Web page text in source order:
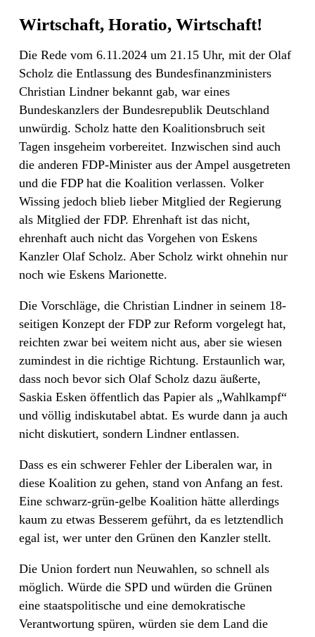
Wirtschaft, Horatio, Wirtschaft!
Die Rede vom 6.11.2024 um 21.15 Uhr, mit der Olaf
Scholz die Entlassung des Bundesfinanzministers
Christian Lindner bekannt gab, war eines
Bundeskanzlers der Bundesrepublik Deutschland
unwürdig. Scholz hatte den Koalitionsbruch seit
Tagen insgeheim vorbereitet. Inzwischen sind auch
die anderen FDP-Minister aus der Ampel ausgetreten
und die FDP hat die Koalition verlassen. Volker
Wissing jedoch blieb lieber Mitglied der Regierung
als Mitglied der FDP. Ehrenhaft ist das nicht,
ehrenhaft auch nicht das Vorgehen von Eskens
Kanzler Olaf Scholz. Aber Scholz wirkt ohnehin nur
noch wie Eskens Marionette.
Die Vorschläge, die Christian Lindner in seinem 18-
seitigen Konzept der FDP zur Reform vorgelegt hat,
reichten zwar bei weitem nicht aus, aber sie wiesen
zumindest in die richtige Richtung. Erstaunlich war,
dass noch bevor sich Olaf Scholz dazu äußerte,
Saskia Esken öffentlich das Papier als „Wahlkampf“
und völlig indiskutabel abtat. Es wurde dann ja auch
nicht diskutiert, sondern Lindner entlassen.
Dass es ein schwerer Fehler der Liberalen war, in
diese Koalition zu gehen, stand von Anfang an fest.
Eine schwarz-grün-gelbe Koalition hätte allerdings
kaum zu etwas Besserem geführt, da es letztendlich
egal ist, wer unter den Grünen den Kanzler stellt.
Die Union fordert nun Neuwahlen, so schnell als
möglich. Würde die SPD und würden die Grünen
eine staatspolitische und eine demokratische
Verantwortung spüren, würden sie dem Land die